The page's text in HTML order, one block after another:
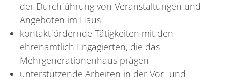
der Durchführung von Veranstaltungen und
Angeboten im Haus
kontaktfördernde Tätigkeiten mit den
ehrenamtlich Engagierten, die das
Mehrgenerationenhaus prägen
unterstützende Arbeiten in der Vor- und